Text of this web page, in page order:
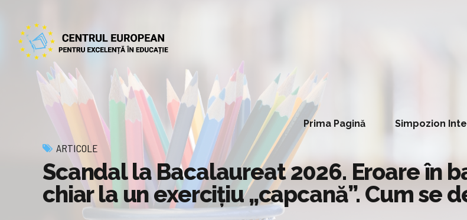
Prima Pagină Simpozion
ARTICOLE
Scandal la Bacalaureat 2026. Eroare în
chiar la un exercițiu „capcană”. Cum se